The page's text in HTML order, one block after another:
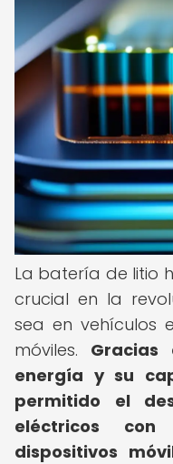
La batería de litio
crucial en la
sea en vehículos
móviles.
energía y su
permitido el
eléctricos
dispositivos